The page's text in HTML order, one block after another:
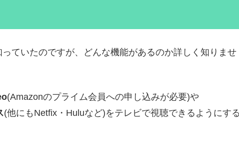
ていたのですが、どんな機能があるのか詳しく知りませ
(Amazonのプライム会員への申し込みが必要)や
(他にもNetfix・Huluなど)をテレビで視聴できるようにする